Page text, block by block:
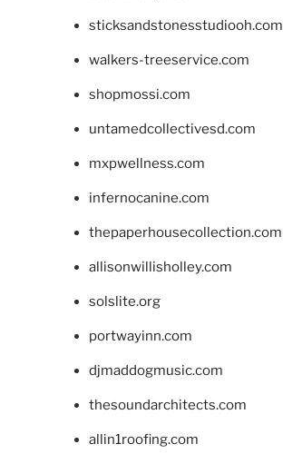
sticksandstonesstudiooh.com
walkers-treeservice.com
shopmossi.com
untamedcollectivesd.com
mxpwellness.com
infernocanine.com
thepaperhousecollection.com
allisonwillisholley.com
solslite.org
portwayinn.com
djmaddogmusic.com
thesoundarchitects.com
allin1roofing.com